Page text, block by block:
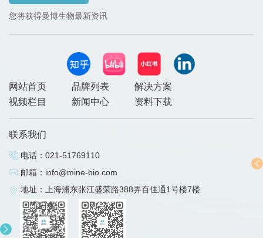
您将获得曼博生物最新资讯
网站首页 品牌列表
解决方案
视频栏目
新闻中心 资料下载
联系我们
电话： 021-51769110
邮箱： info@mine-bio.com
地址：上海浦东张江盛荣路388弄百佳通1号楼7楼